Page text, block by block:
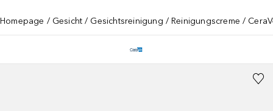
Homepage Gesicht Gesichtsreinigung Reinigungscreme